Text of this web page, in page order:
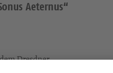
Aeternus“
Dresdner